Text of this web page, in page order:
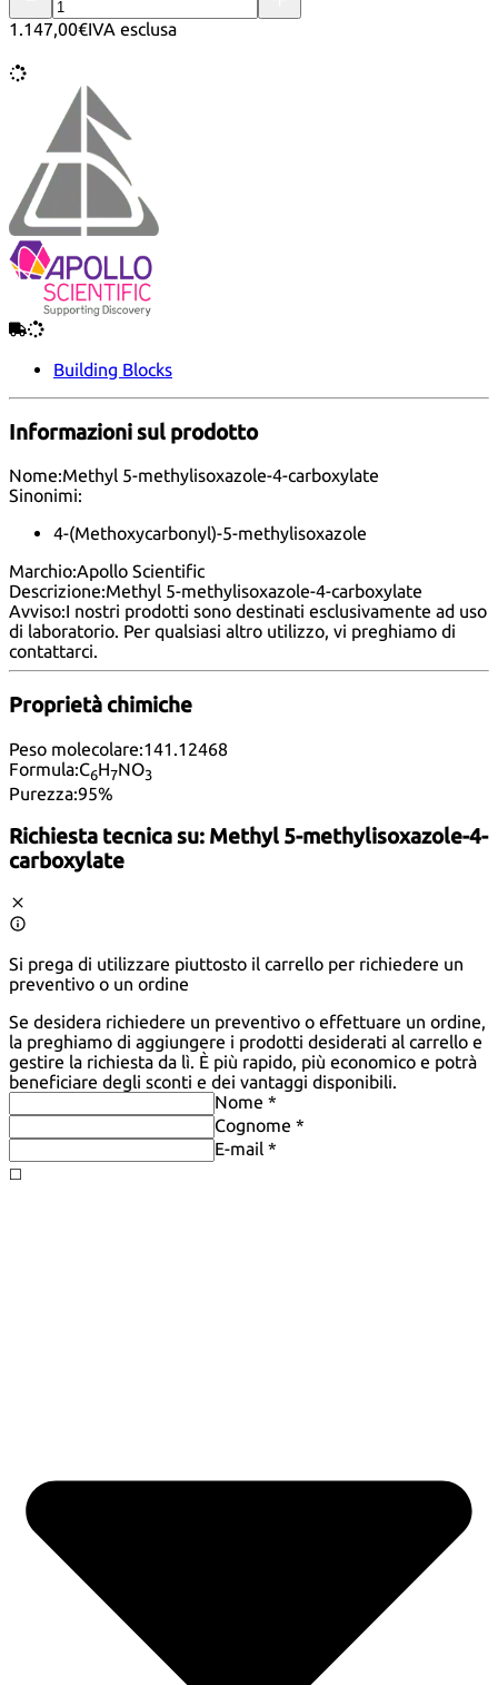
1.147,00€IVA esclusa
Building Blocks
Informazioni sul prodotto
Nome:Methyl 5-methylisoxazole-4-carboxylate
Sinonimi:
4-(Methoxycarbonyl)-5-methylisoxazole
Marchio:Apollo Scientific
Descrizione:Methyl 5-methylisoxazole-4-carboxylate
Avviso:I nostri prodotti sono destinati esclusivamente ad uso
di laboratorio. Per qualsiasi altro utilizzo, vi preghiamo di
contattarci.
Proprietà chimiche
Peso molecolare:141.12468
Formula:C6H7NO3
Purezza:95%
Richiesta tecnica su: Methyl 5-methylisoxazole-4-
carboxylate
Si prega di utilizzare piuttosto il carrello per richiedere un
preventivo o un ordine
Se desidera richiedere un preventivo o effettuare un ordine,
la preghiamo di aggiungere i prodotti desiderati al carrello e
gestire la richiesta da lì. È più rapido, più economico e potrà
beneficiare degli sconti e dei vantaggi disponibili.
Nome *
Cognome *
E-mail *
◻️